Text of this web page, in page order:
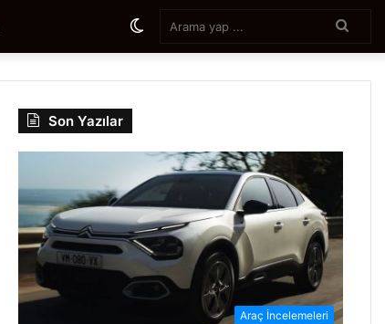
...
görünümü
Son Yazılar
Araç İncelemeleri